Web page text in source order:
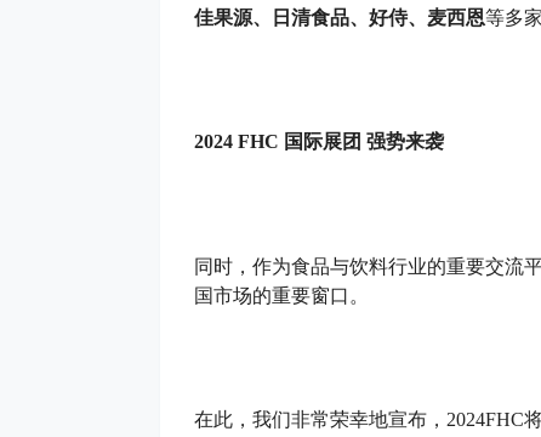
佳果源、日清食品、好侍、麦西恩等多
2024 FHC 国际展团 强势来袭
同时，作为食品与饮料行业的重要交流
国市场的重要窗口。
在此，我们非常荣幸地宣布，2024FHC